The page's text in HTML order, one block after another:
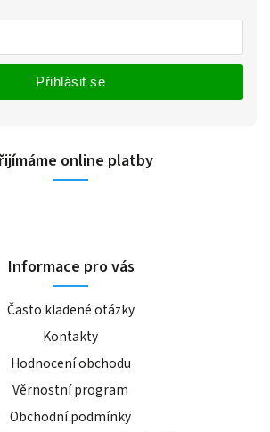
Přihlásit se
online platby
Informace pro vás
Často kladené otázky
Kontakty
Hodnocení obchodu
Věrnostní program
Obchodní podmínky